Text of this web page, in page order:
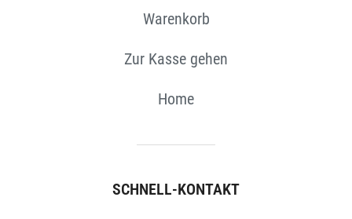
Warenkorb
Zur Kasse gehen
Home
SCHNELL-KONTAKT